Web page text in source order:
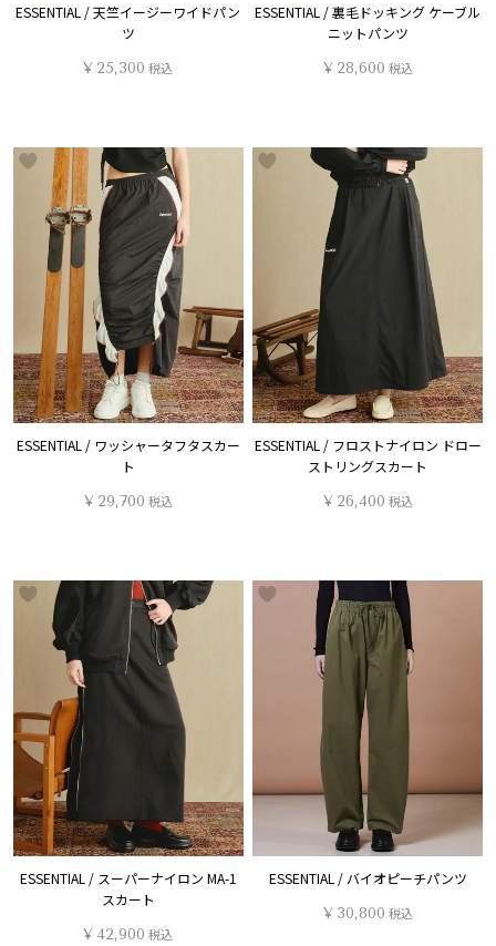
ESSENTIAL / 天竺イージーワイドパン
ツ
¥ 25,300 税込
ESSENTIAL / 裏毛ドッキング ケーブル
ニットパンツ
¥ 28,600 税込
ESSENTIAL / ワッシャータフタスカー
ト
¥ 29,700 税込
ESSENTIAL / フロストナイロン ドロー
ストリングスカート
¥ 26,400 税込
ESSENTIAL / スーパーナイロン MA-1
スカート
¥ 42,900 税込
ESSENTIAL / バイオピーチパンツ
¥ 30,800 税込